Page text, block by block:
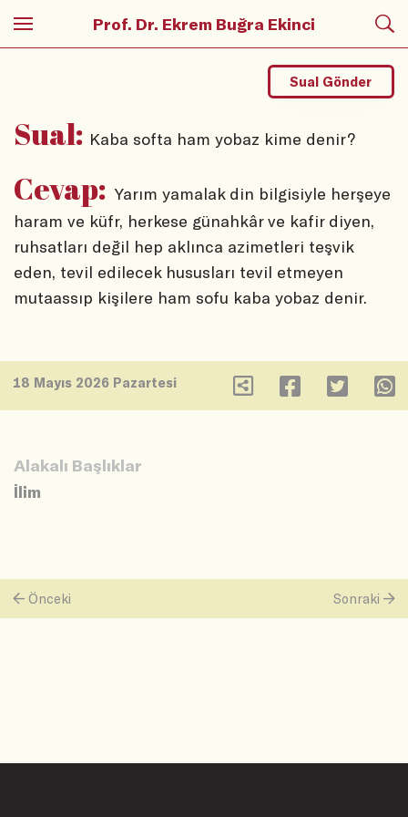
Prof. Dr. Ekrem Buğra Ekinci
Sual: Kaba softa ham yobaz kime denir?
Sual Gönder
Cevap: Yarım yamalak din bilgisiyle herşeye
haram ve küfr, herkese günahkâr ve kafir diyen,
ruhsatları değil hep aklınca azimetleri teşvik
eden, tevil edilecek hususları tevil etmeyen
mutaassıp kişilere ham sofu kaba yobaz denir.
18 Mayıs 2026 Pazartesi
Alakalı Başlıklar
İlim
Önceki Sonraki